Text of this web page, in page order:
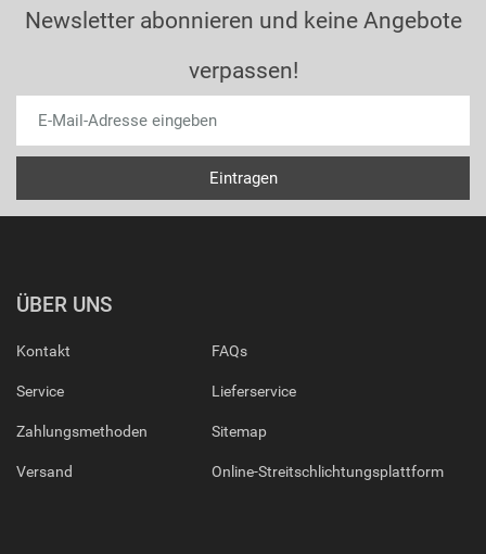
Newsletter abonnieren und keine Angebote
verpassen!
ÜBER UNS
Kontakt
Service
Zahlungsmethoden
Versand
FAQs
Lieferservice
Sitemap
Online-Streitschlichtungsplattform